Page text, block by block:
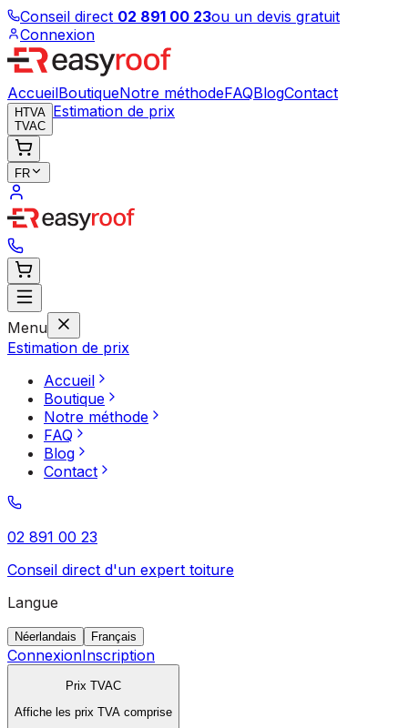
Conseil direct 02 891 00 23ou un devis gratuit
Connexion
AccueilBoutiqueNotre méthodeFAQBlogContact
HTVA
TVAC
Estimation de prix
FR
Menu
Estimation de prix
Accueil
Boutique
Notre méthode
FAQ
Blog
Contact
02 891 00 23
Conseil direct d'un expert toiture
Langue
Néerlandais Français
ConnexionInscription
Prix TVAC
Affiche les prix TVA comprise